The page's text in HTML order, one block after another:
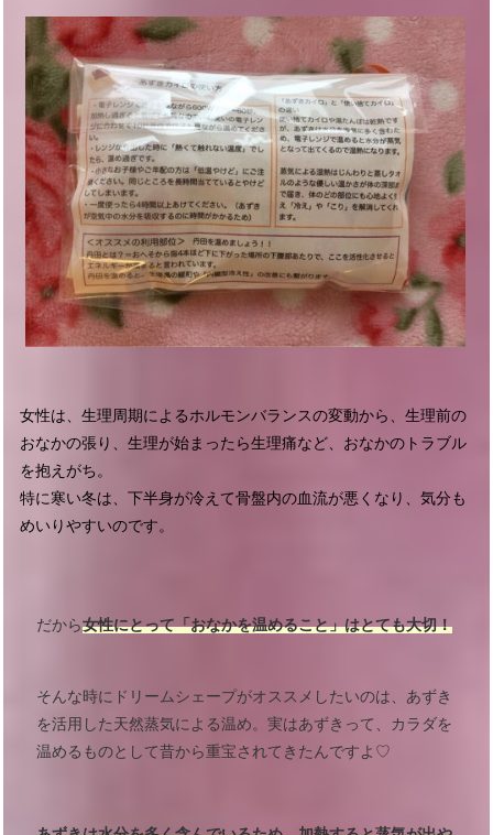
女性は、生理周期によるホルモンバランスの変動から、生理前の
おなかの張り、生理が始まったら生理痛など、おなかのトラブル
を抱えがち。
特に寒い冬は、下半身が冷えて骨盤内の血流が悪くなり、気分も
めいりやすいのです。
だから女性にとって「おなかを温めること」はとても大切！
そんな時にドリームシェープがオススメしたいのは、あずき
を活用した天然蒸気による温め。実はあずきって、カラダを
温めるものとして昔から重宝されてきたんですよ♡